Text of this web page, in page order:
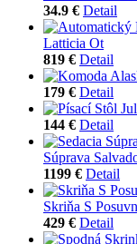
34.9 € Detail
Latticia Ot
819 € Detail
179 € Detail
144 € Detail
Súprava
1199 € Detail
Skriňa S
429 € Detail